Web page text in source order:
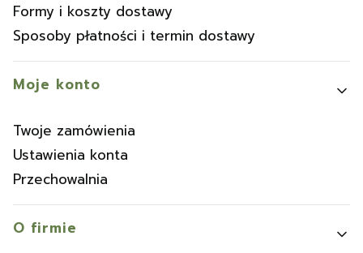
Formy i koszty dostawy
Sposoby płatności i termin dostawy
Moje konto
Twoje zamówienia
Ustawienia konta
Przechowalnia
O firmie